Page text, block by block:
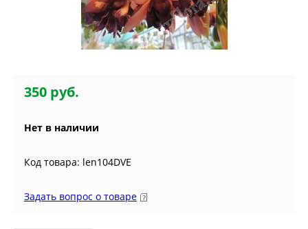
350 руб.
Нет в наличии
Код товара: len104DVE
Задать вопрос о товаре